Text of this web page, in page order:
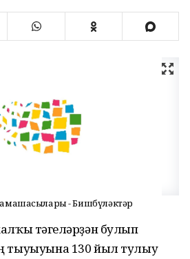
- Бишбүләктәр
тәүгеләрҙән булып
тыуыуына 130 йыл тулыу